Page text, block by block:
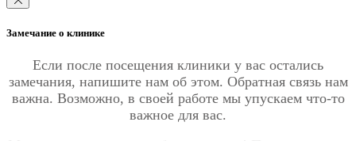
Замечание о клинике
Если после посещения клиники у вас остались
замечания, напишите нам об этом. Обратная связь нам
важна. Возможно, в своей работе мы упускаем что-то
важное для вас.